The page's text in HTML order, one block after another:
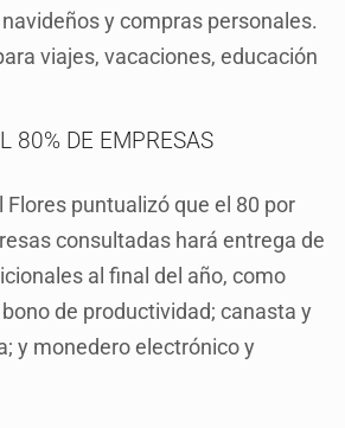
y compras personales.
viajes, vacaciones, educación
80% DE EMPRESAS
Flores puntualizó que el 80 por
consultadas hará entrega de
al final del año, como
de productividad; canasta y
y monedero electrónico y